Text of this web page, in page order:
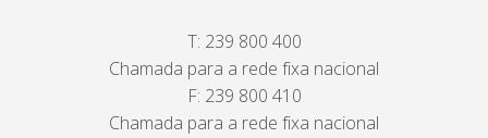
T: 239 800 400
Chamada para a rede fixa nacional
F: 239 800 410
Chamada para a rede fixa nacional